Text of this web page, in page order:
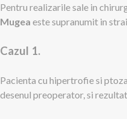
Pentru realizarile sale in
Mugea este supranumit in
Cazul 1.
Pacienta cu hipertrofie si
desenul preoperator, si